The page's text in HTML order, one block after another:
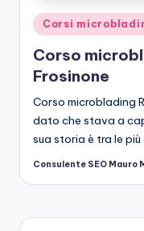
b
le
di
n
g
Posted
in
Corsi
Corso
Frosinone
Corso microblading
dato che stava a
sua storia è tra le
Posted
Consulente SEO Mauro